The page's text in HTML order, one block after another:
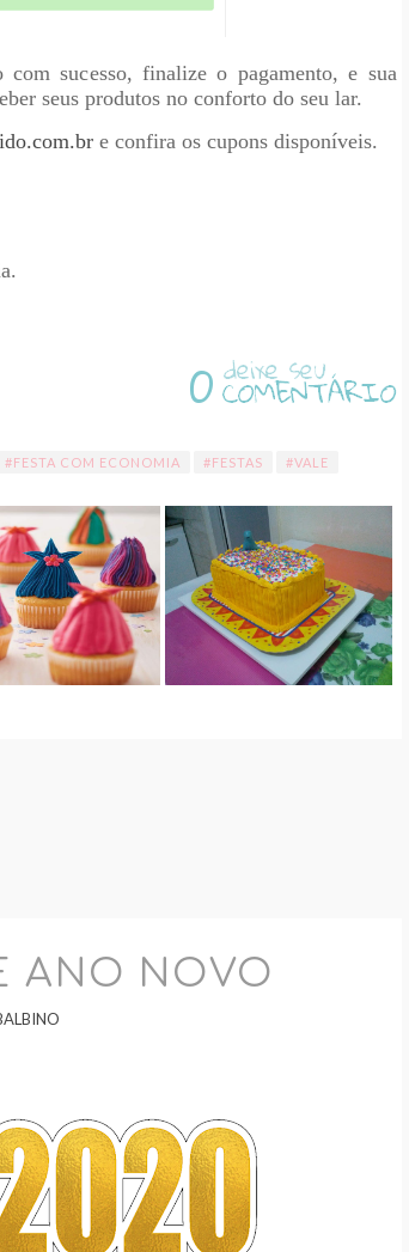
sucesso, finalize o pagamento, e sua
seus produtos no conforto do seu lar.
e confira os cupons disponíveis.
0
#FESTA COM ECONOMIA #FESTAS #VALE
ANO NOVO